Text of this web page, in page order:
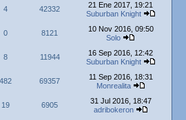
4 42332
21 Ene 2017, 19:21
Suburban Knight
0 8121
10 Nov 2016, 09:50
Solo
8 11944
16 Sep 2016, 12:42
Suburban Knight
482 69357
11 Sep 2016, 18:31
Monrealita
19 6905
31 Jul 2016, 18:47
adribokeron